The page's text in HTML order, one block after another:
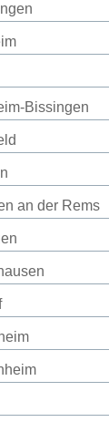
Bissingen
an der Rems